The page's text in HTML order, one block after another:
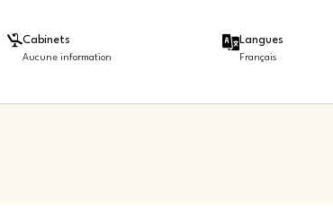
Cabinets
Aucune information
Langues
Français